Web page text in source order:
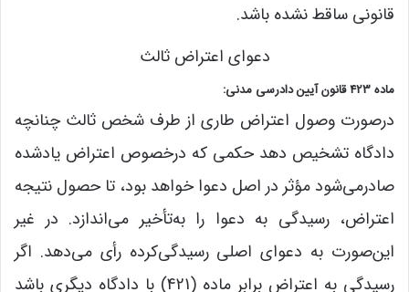
قانونی ساقط نشده باشد.
دعوای اعتراض ثالث
ماده 423 قانون آیین دادرسی مدنی:
درصورت وصول اعتراض طاری از طرف شخص ثالث چنانچه
دادگاه تشخیص دهد حکمی که درخصوص اعتراض یادشده
صادر‌می‌شود مؤثر در اصل دعوا خواهد بود، تا حصول نتیجه
اعتراض، رسیدگی به دعوا را به‌تأخیر می‌اندازد. در غیر
این‌صورت به دعوای اصلی رسیدگی‌کرده رأی می‌دهد. اگر
رسیدگی به اعتراض برابر ماده (421) با دادگاه دیگری باشد